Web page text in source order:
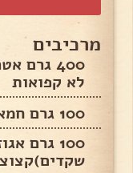
מרכיבים
400 גרם
לא קפואות
100 גרם חמאה מותכת
100 גרם